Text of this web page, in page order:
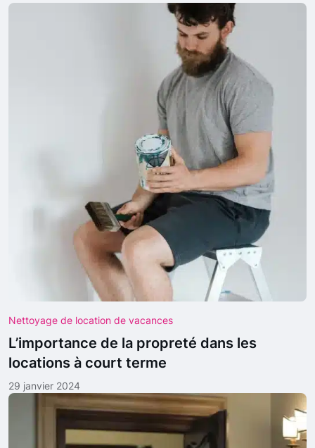
Nettoyage de location de vacances
L’importance de la propreté dans les
locations à court terme
29 janvier 2024